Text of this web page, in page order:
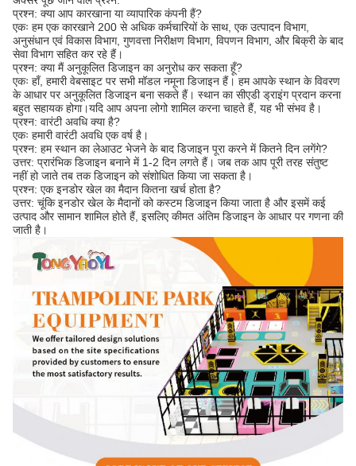
प्रश्न: क्या आप कारखाना या व्यापारिक कंपनी हैं?
एकः हम एक कारखाने 200 से अधिक कर्मचारियों के साथ, एक उत्पादन विभाग,
अनुसंधान एवं विकास विभाग, गुणवत्ता निरीक्षण विभाग, विपणन विभाग, और बिक्री के बाद
सेवा विभाग सहित कर रहे हैं।
प्रश्न: क्या मैं अनुकूलित डिजाइन का अनुरोध कर सकता हूँ?
एकः हाँ, हमारी वेबसाइट पर सभी मॉडल नमूना डिजाइन हैं। हम आपके स्थान के विवरण
के आधार पर अनुकूलित डिजाइन बना सकते हैं। स्थान का सीएडी ड्राइंग प्रदान करना
बहुत सहायक होगा।यदि आप अपना लोगो शामिल करना चाहते हैं, यह भी संभव है।
प्रश्न: वारंटी अवधि क्या है?
एकः हमारी वारंटी अवधि एक वर्ष है।
प्रश्न: हम स्थान का लेआउट भेजने के बाद डिजाइन पूरा करने में कितने दिन लगेंगे?
उत्तर: प्रारंभिक डिजाइन बनाने में 1-2 दिन लगते हैं। जब तक आप पूरी तरह संतुष्ट
नहीं हो जाते तब तक डिजाइन को संशोधित किया जा सकता है।
प्रश्न: एक इनडोर खेल का मैदान कितना खर्च होता है?
उत्तर: चूंकि इनडोर खेल के मैदानों को कस्टम डिजाइन किया जाता है और इसमें कई
उत्पाद और सामान शामिल होते हैं, इसलिए कीमत अंतिम डिजाइन के आधार पर गणना की
जाती है।